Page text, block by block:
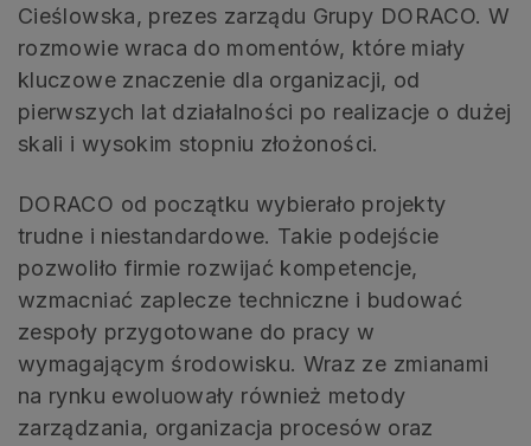
Cieślowska, prezes zarządu Grupy DORACO. W
rozmowie wraca do momentów, które miały
kluczowe znaczenie dla organizacji, od
pierwszych lat działalności po realizacje o dużej
skali i wysokim stopniu złożoności.
DORACO od początku wybierało projekty
trudne i niestandardowe. Takie podejście
pozwoliło firmie rozwijać kompetencje,
wzmacniać zaplecze techniczne i budować
zespoły przygotowane do pracy w
wymagającym środowisku. Wraz ze zmianami
na rynku ewoluowały również metody
zarządzania, organizacja procesów oraz